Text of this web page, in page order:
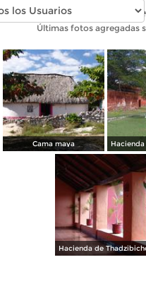
Fotos modernas
Últimas fotos agregadas
Cama maya
Hacienda de